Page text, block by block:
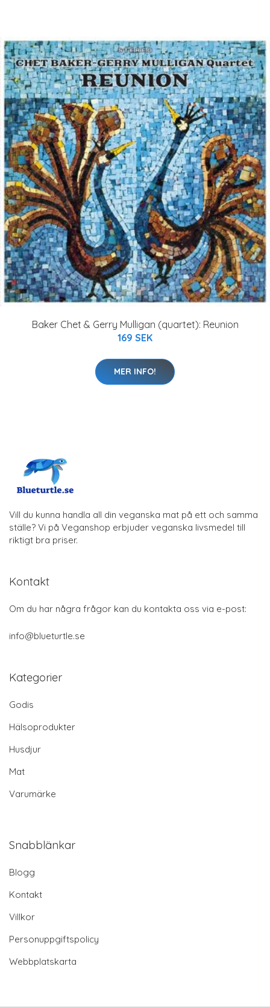
Baker Chet & Gerry Mulligan (quartet): Reunion
169 SEK
MER INFO!
Vill du kunna handla all din veganska mat på ett och samma
ställe? Vi på Veganshop erbjuder veganska livsmedel till
riktigt bra priser.
Kontakt
Om du har några frågor kan du kontakta oss via e-post:
info@blueturtle.se
Kategorier
Godis
Hälsoprodukter
Husdjur
Mat
Varumärke
Snabblänkar
Blogg
Kontakt
Villkor
Personuppgiftspolicy
Webbplatskarta